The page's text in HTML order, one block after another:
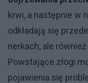
krwi, a następnie w
odkładają się
nerkach, ale
Powstające złogi
pojawienia się